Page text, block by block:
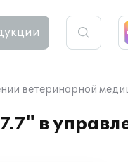
ветеринарной
в